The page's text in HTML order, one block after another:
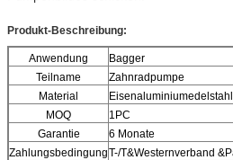
Produkt-Beschreibung:
Anwendung
Bagger
Teilname
Zahnradpumpe
Material
Eisenaluminiumedelstahl
MOQ
1PC
Garantie
6 Monate
ZahlungsbedingungT-/T&Westernverband